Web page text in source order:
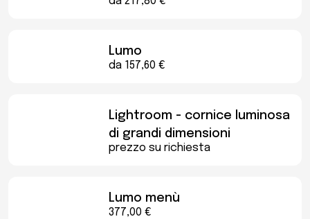
Lumo
da 157,60 €
Lightroom - cornice luminosa
di grandi dimensioni
prezzo su richiesta
Lumo menù
377,00 €